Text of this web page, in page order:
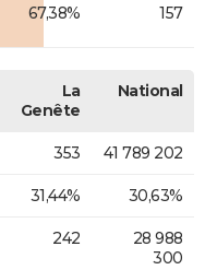
67,38% 157
La
Genête
National
353 41 789 202
31,44% 30,63%
242
28 988
300